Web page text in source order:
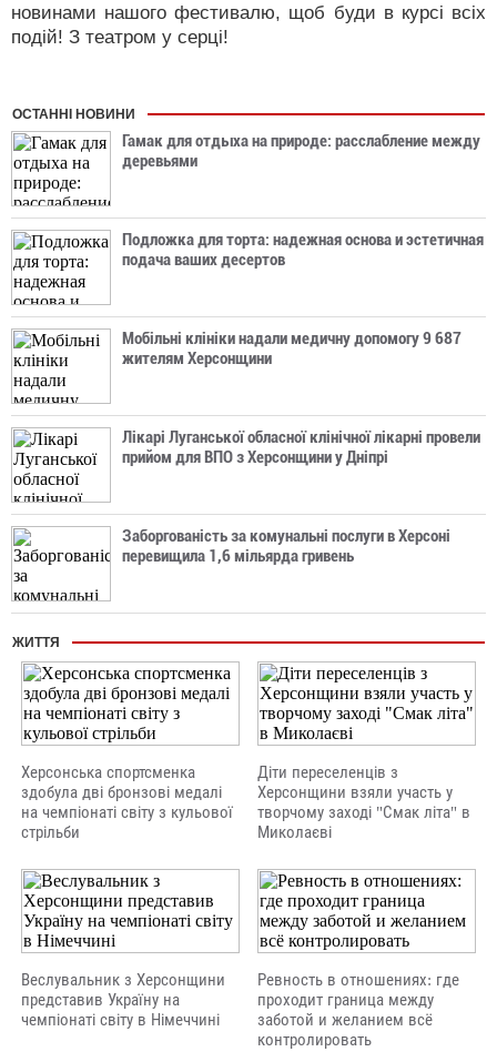
новинами нашого фестивалю, щоб буди в курсі всіх
подій! З театром у серці!
ОСТАННІ НОВИНИ
Гамак для отдыха на природе: расслабление между
деревьями
Подложка для торта: надежная основа и эстетичная
подача ваших десертов
Мобільні клініки надали медичну допомогу 9 687
жителям Херсонщини
Лікарі Луганської обласної клінічної лікарні провели
прийом для ВПО з Херсонщини у Дніпрі
Заборгованість за комунальні послуги в Херсоні
перевищила 1,6 мільярда гривень
ЖИТТЯ
Херсонська спортсменка
здобула дві бронзові медалі
на чемпіонаті світу з кульової
стрільби
Діти переселенців з
Херсонщини взяли участь у
творчому заході "Смак літа" в
Миколаєві
Веслувальник з Херсонщини
представив Україну на
чемпіонаті світу в Німеччині
Ревность в отношениях: где
проходит граница между
заботой и желанием всё
контролировать